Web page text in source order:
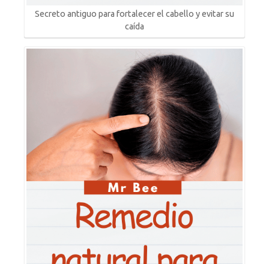
Secreto antiguo para fortalecer el cabello y evitar su
caída